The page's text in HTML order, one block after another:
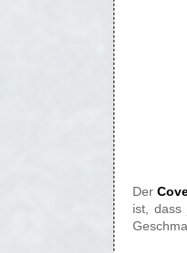
Der
ist, dass